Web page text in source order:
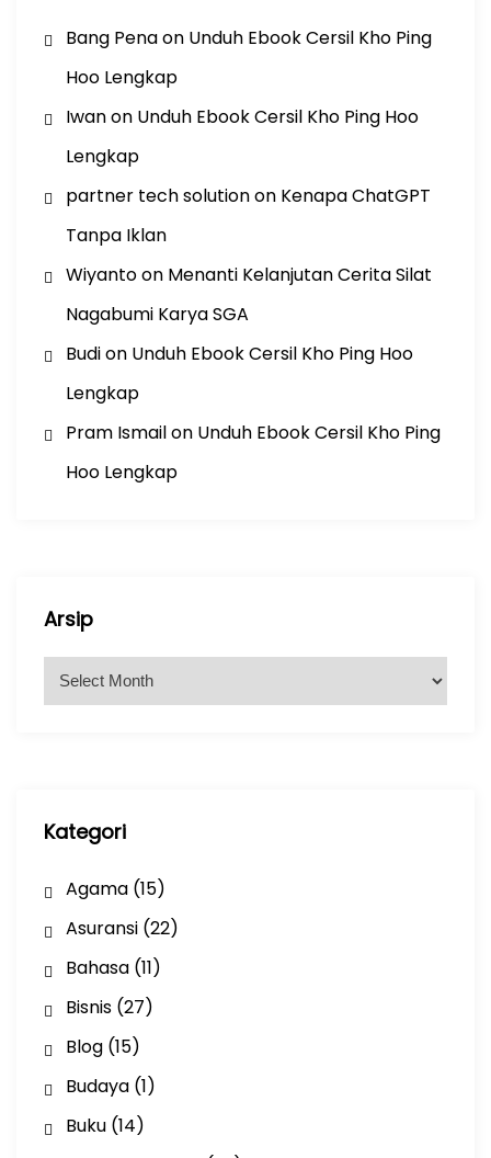
Bang Penaon Unduh Ebook Cersil Kho Ping
Hoo Lengkap
Iwanon Unduh Ebook Cersil Kho Ping Hoo
Lengkap
partner tech solutionon Kenapa ChatGPT
Tanpa Iklan
Wiyantoon Menanti Kelanjutan Cerita Silat
Nagabumi Karya SGA
Budion Unduh Ebook Cersil Kho Ping Hoo
Lengkap
Pram Ismailon Unduh Ebook Cersil Kho Ping
Hoo Lengkap
Arsip
Kategori
Agama(15)
Asuransi(22)
Bahasa(11)
Bisnis(27)
Blog(15)
Budaya(1)
Buku(14)